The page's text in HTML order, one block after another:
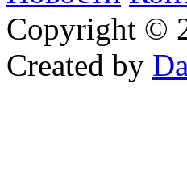
Copyright ©
Created by